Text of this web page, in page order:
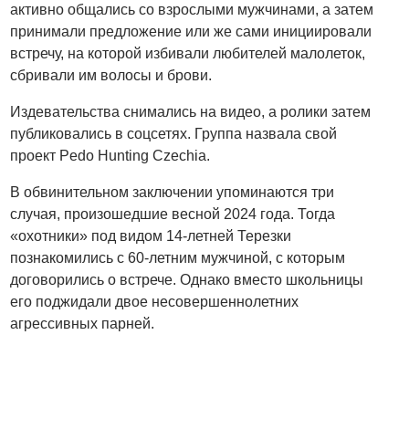
активно общались со взрослыми мужчинами, а затем
принимали предложение или же сами инициировали
встречу, на которой избивали любителей малолеток,
сбривали им волосы и брови.
Издевательства снимались на видео, а ролики затем
публиковались в соцсетях. Группа назвала свой
проект Pedo Hunting Czechia.
В обвинительном заключении упоминаются три
случая, произошедшие весной 2024 года. Тогда
«охотники» под видом 14-летней Терезки
познакомились с 60-летним мужчиной, с которым
договорились о встрече. Однако вместо школьницы
его поджидали двое несовершеннолетних
агрессивных парней.